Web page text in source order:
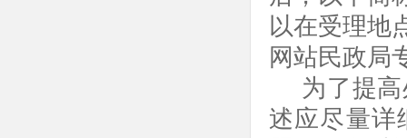
以在受理地
网站民政局
为了提
述应尽量详